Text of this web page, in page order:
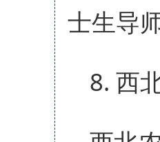
士生导
8. 西